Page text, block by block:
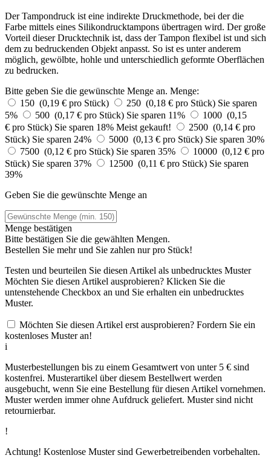
Der Tampondruck ist eine indirekte Druckmethode, bei der die
Farbe mittels eines Silikondrucktampons übertragen wird. Der große
Vorteil dieser Drucktechnik ist, dass der Tampon flexibel ist und sich
dem zu bedruckenden Objekt anpasst. So ist es unter anderem
möglich, gewölbte, hohle und unterschiedlich geformte Oberflächen
zu bedrucken.
Bitte geben Sie die gewünschte Menge an. Menge:
150 (0,19 € pro Stück)
250 (0,18 € pro Stück) Sie sparen
5%
500 (0,17 € pro Stück) Sie sparen 11%
1000 (0,15
€ pro Stück) Sie sparen 18% Meist gekauft!
2500 (0,14 € pro
Stück) Sie sparen 24% 5000 (0,13 € pro Stück) Sie sparen 30%
7500 (0,12 € pro Stück) Sie sparen 35%
10000 (0,12 € pro
Stück) Sie sparen 37% 12500 (0,11 € pro Stück) Sie sparen
39%
Geben Sie die gewünschte Menge an
Menge bestätigen
Bitte bestätigen Sie die gewählten Mengen.
Bestellen Sie mehr und Sie zahlen nurpro Stück!
Testen und beurteilen Sie diesen Artikel als unbedrucktes Muster
Möchten Sie diesen Artikel ausprobieren? Klicken Sie die
untenstehende Checkbox an und Sie erhalten ein unbedrucktes
Muster.
Möchten Sie diesen Artikel erst ausprobieren? Fordern Sie ein
kostenloses Muster an!
i
Musterbestellungen bis zu einem Gesamtwert von unter 5 € sind
kostenfrei. Musterartikel über diesem Bestellwert werden
ausgebucht, wenn Sie eine Bestellung für diesen Artikel vornehmen.
Muster werden immer ohne Aufdruck geliefert. Muster sind nicht
retournierbar.
!
Achtung! Kostenlose Muster sind Gewerbetreibenden vorbehalten.